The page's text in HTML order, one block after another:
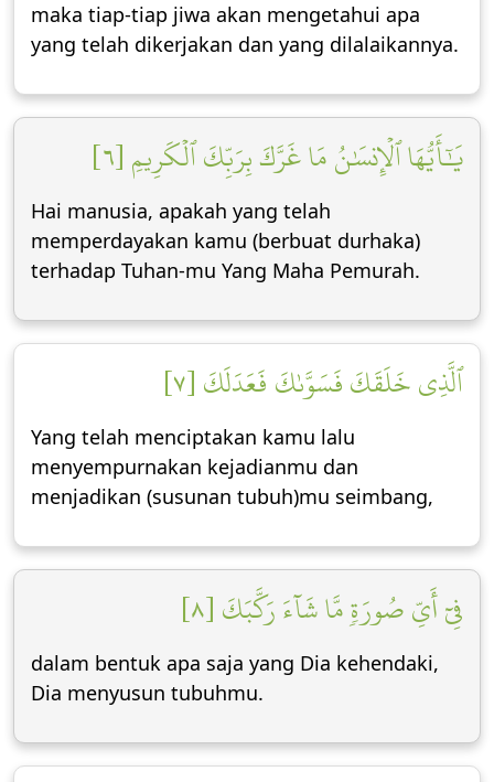
maka tiap-tiap jiwa akan mengetahui apa
yang telah dikerjakan dan yang dilalaikannya.
يَٰٓأَيُّهَا ٱلۡإِنسَٰنُ مَا غَرَّكَ بِرَبِّكَ ٱلۡكَرِيمِ [٦]
Hai manusia, apakah yang telah
memperdayakan kamu (berbuat durhaka)
terhadap Tuhan-mu Yang Maha Pemurah.
ٱلَّذِي خَلَقَكَ فَسَوَّىٰكَ فَعَدَلَكَ [٧]
Yang telah menciptakan kamu lalu
menyempurnakan kejadianmu dan
menjadikan (susunan tubuh)mu seimbang,
فِيٓ أَيِّ صُورَةٖ مَّا شَآءَ رَكَّبَكَ [٨]
dalam bentuk apa saja yang Dia kehendaki,
Dia menyusun tubuhmu.